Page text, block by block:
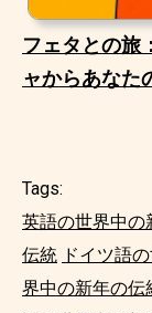
フェタとの旅
ャからあなた
Tags:
英語の世界中の
伝統 ドイツ語
界中の新年の伝